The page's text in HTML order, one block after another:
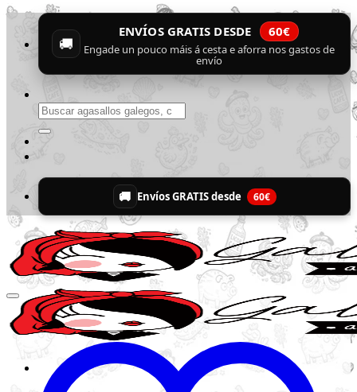
Skip
content
🚚
ENVÍOS GRATIS DESDE 60€
Engade un pouco máis á cesta e aforra nos gastos de
envío
Buscar
por:
🚚 Envíos GRATIS desde 60€